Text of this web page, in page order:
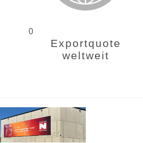
0
Exportquote
weltweit